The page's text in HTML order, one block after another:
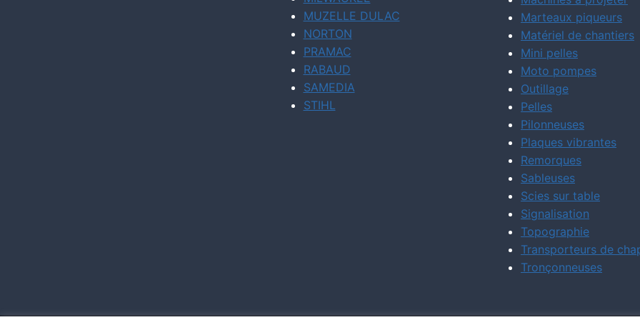
MUZELLE DULAC
NORTON
PRAMAC
RABAUD
SAMEDIA
STIHL
Marteaux piqueurs
Matériel de chantiers
Mini pelles
Moto pompes
Outillage
Pelles
Pilonneuses
Plaques vibrantes
Remorques
Sableuses
Scies sur table
Signalisation
Topographie
Transporteurs de
Tronçonneuses